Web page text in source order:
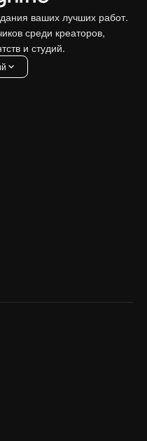
ваших лучших работ.
среди креаторов,
и студий.